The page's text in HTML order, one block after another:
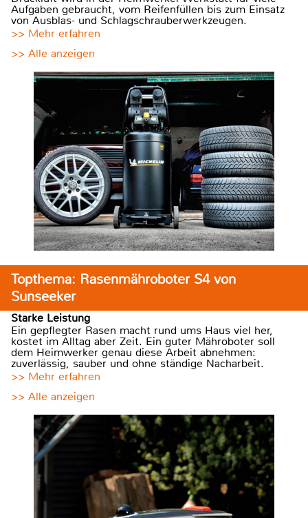
Aufgaben gebraucht, vom Reifenfüllen bis zum Einsatz
von Ausblas- und Schlagschrauberwerkzeugen.
>> Mehr erfahren
>> Alle anzeigen
Topthema: Rasenmähroboter S4 von
Sunseeker
Starke Leistung
Ein gepflegter Rasen macht rund ums Haus viel her,
kostet im Alltag aber Zeit. Ein guter Mähroboter soll
dem Heimwerker genau diese Arbeit abnehmen:
zuverlässig, sauber und ohne ständige Nacharbeit.
>> Mehr erfahren
>> Alle anzeigen